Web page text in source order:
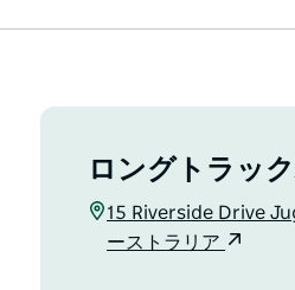
ロングトラッ
15 Riverside Drive
ーストラリア